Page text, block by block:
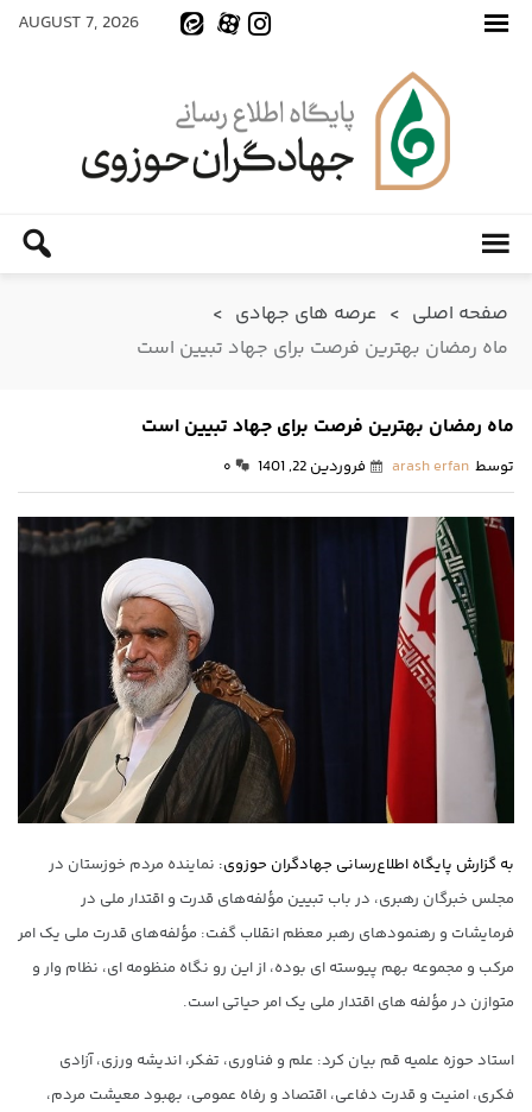
AUGUST 7, 2026
صفحه اصلی > عرصه های جهادی >
ماه رمضان بهترین فرصت برای جهاد تبیین است
ماه رمضان بهترین فرصت برای جهاد تبیین است
توسط arash erfan فروردین 22, 1401 ۰
به گزارش پایگاه اطلاع‌رسانی جهادگران حوزوی: نماینده مردم خوزستان در
مجلس خبرگان رهبری، در باب تبیین مؤلفه‌های قدرت و اقتدار ملی در
فرمایشات و رهنمودهای رهبر معظم انقلاب گفت: مؤلفه‌های قدرت ملی یک امر
مرکب و مجموعه بهم پیوسته ای بوده، از این رو نگاه منظومه ای، نظام وار و
متوازن در مؤلفه های اقتدار ملی یک امر حیاتی است.
استاد حوزه علمیه قم بیان کرد: علم و فناوری، تفکر، اندیشه ورزی، آزادی
فکری، امنیت و قدرت دفاعی، اقتصاد و رفاه عمومی، بهبود معیشت مردم،